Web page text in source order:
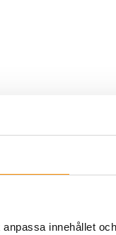
innehållet